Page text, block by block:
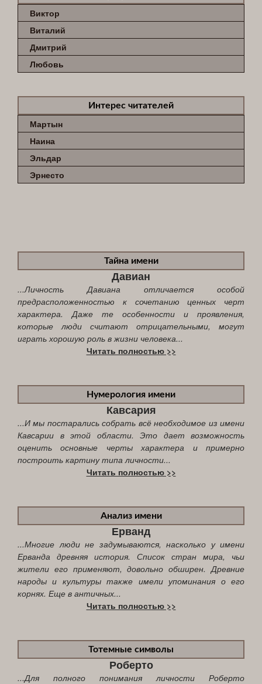
Виктор
Виталий
Дмитрий
Любовь
Интерес читателей
Мартын
Наина
Эльдар
Эрнесто
Тайна имени
Давиан
...Личность Давиана отличается особой
предрасположенностью к сочетанию ценных черт
характера. Даже те особенности и проявления,
которые люди считают отрицательными, могут
играть хорошую роль в жизни человека...
Читать полностью >>
Нумерология имени
Кавсария
...И мы постарались собрать всё необходимое из имени
Кавсарии в этой области. Это дает возможность
оценить основные черты характера и примерно
построить картину типа личности...
Читать полностью >>
Анализ имени
Ерванд
...Многие люди не задумываются, насколько у имени
Ерванда древняя история. Список стран мира, чьи
жители его применяют, довольно обширен. Древние
народы и культуры также имели упоминания о его
корнях. Еще в античных...
Читать полностью >>
Тотемные символы
Роберто
...Для полного понимания личности Роберто